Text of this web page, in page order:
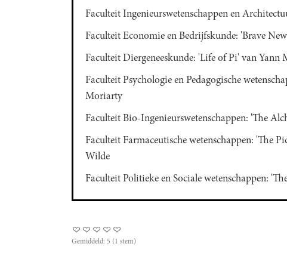
Faculteit Ingenieurswetenschappen en
Faculteit Economie en Bedrijfskunde: 'Brave
Faculteit Diergeneeskunde: 'Life of Pi' van Yann
Faculteit Psychologie en Pedagogische
Moriarty
Faculteit Bio-Ingenieurswetenschappen: 'The
Faculteit Farmaceutische wetenschappen: 'The
Wilde
Faculteit Politieke en Sociale wetenschappen:
Gemiddeld: 5 (1 stem)